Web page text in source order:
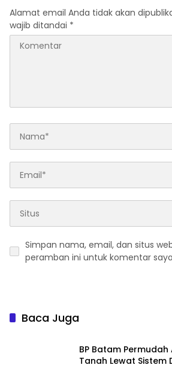
Alamat email Anda tidak akan
wajib ditandai *
Simpan nama, email, dan situs
peramban ini untuk komentar
Baca Juga
BP Batam
Tanah Lewat Sistem